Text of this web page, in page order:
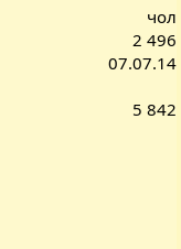
чол
2 496
07.07.14
5 842